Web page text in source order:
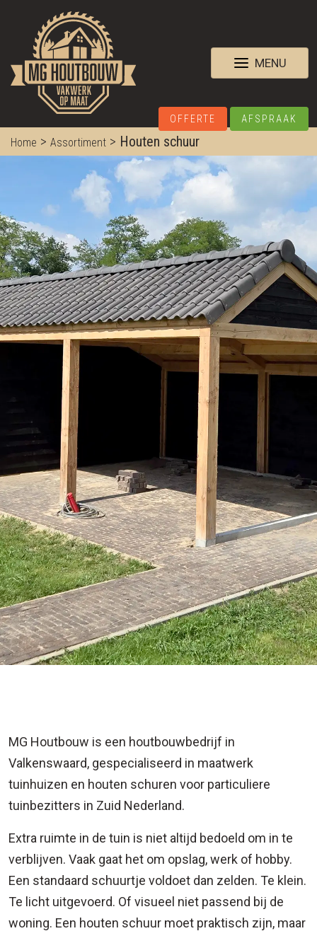
MENU
OFFERTE AFSPRAAK
Home > Assortiment > Houten schuur
MG Houtbouw is een houtbouwbedrijf in
Valkenswaard, gespecialiseerd in maatwerk
tuinhuizen en houten schuren voor particuliere
tuinbezitters in Zuid Nederland.
Extra ruimte in de tuin is niet altijd bedoeld om in te
verblijven. Vaak gaat het om opslag, werk of hobby.
Een standaard schuurtje voldoet dan zelden. Te klein.
Te licht uitgevoerd. Of visueel niet passend bij de
woning. Een houten schuur moet praktisch zijn, maar